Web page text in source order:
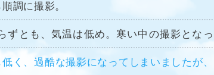
調に撮影。
ずとも、気温は低め。寒い中の撮影となっ
く、過酷な撮影になってしまいましたが、